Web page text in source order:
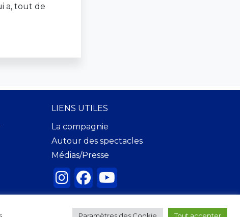
a, tout de
LIENS UTILES
La compagnie
Autour des spectacles
Médias/Presse
Paramètres des Cookie Tout accepter